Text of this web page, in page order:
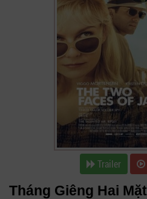
Trailer
Tháng Giêng Hai Mặt